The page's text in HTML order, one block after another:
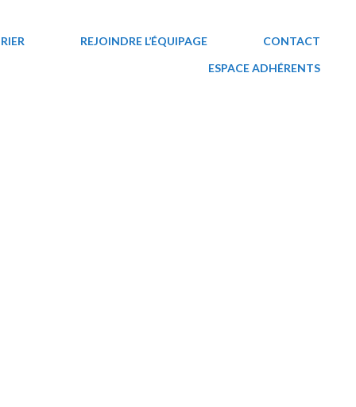
REJOINDRE L’ÉQUIPAGE
CONTACT
ESPACE ADHÉRENTS